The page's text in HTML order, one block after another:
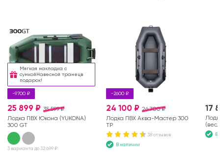
Мягкая накладка с
сумкойНавесной транецв
подарок!
-9700 ₽
35 599 ₽
25 899 ₽
Лодка ПВХ Юкона (YUKONA)
300 GT
3 варианта до 32 699 ₽
-2600 ₽
26 700 ₽
24 100 ₽
Лодка ПВХ Аква-Мастер 300
ТР
38 отзывов
В наличии
17
В